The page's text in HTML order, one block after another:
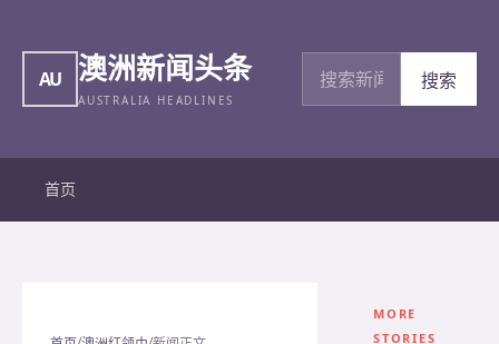
AU 澳洲新闻头条
AUSTRALIA HEADLINES
搜索新闻
搜索
首页
MORE
STORIES